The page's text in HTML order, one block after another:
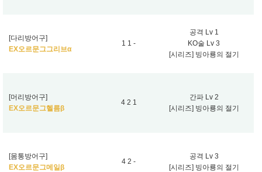
[다리방어구]
EX오르문그그리브α
1 1 -
공격 Lv 1
KO술 Lv 3
[시리즈] 빙아룡의 절기
[머리방어구]
EX오르문그헬름β
4 2 1
간파 Lv 2
[시리즈] 빙아룡의 절기
[몸통방어구]
EX오르문그메일β
4 2 -
공격 Lv 3
[시리즈] 빙아룡의 절기